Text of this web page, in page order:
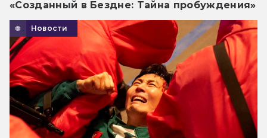
«Созданный в Бездне: Тайна пробуждения»
Новости